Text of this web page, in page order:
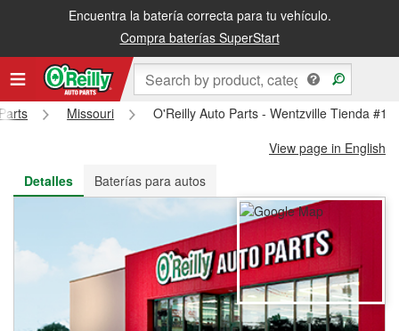
Encuentra la batería correcta para tu vehículo.
Compra baterías SuperStart
Recibe tu orden gratis al día siguiente o recógela en la tienda
Missouri
O'Reilly Auto Parts - Wentzville Tienda
View page in English
Detalles
Baterías para autos